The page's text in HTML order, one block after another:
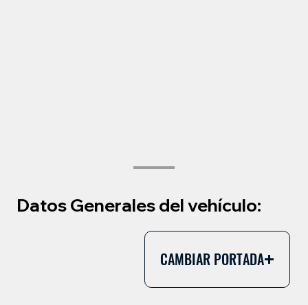
CAMBIAR PORTADA
Datos Generales del vehículo: